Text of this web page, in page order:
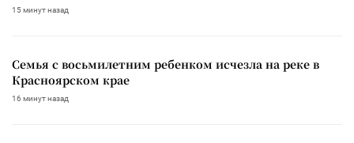
15 минут назад
Семья с восьмилетним ребенком исчезла на реке в
Красноярском крае
16 минут назад